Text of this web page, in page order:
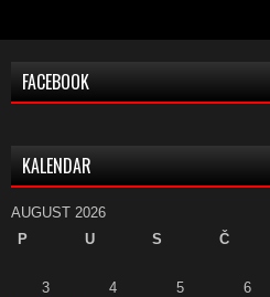
FACEBOOK
KALENDAR
AUGUST 2026
P
U S Č
3
4 5 6